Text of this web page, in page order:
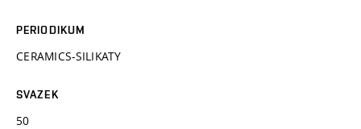
PERIODIKUM
CERAMICS-SILIKATY
SVAZEK
50